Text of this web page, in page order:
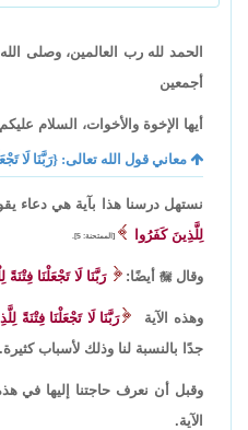
الحمد لله رب العالمين، وصلى
أجمعين
أيها الإخوة والأخوات، السلام
معاني قول الله تعالى: {رَبَّنَا لَا
نستهل درسنا هذا بآية هي دعاء
لِلَّذِينَ كَفَرُوا
[الممتحنة: 5].
وقال أيضًا: رَبَّنَا لَا تَجْعَلْنَا
وهذه الآية رَبَّنَا لَا تَجْعَلْنَا فِتْنَةً
جدًا بالنسبة لنا وذلك لأسباب كثيرة.
وقبل أن نعرف حاجتنا إليها في
الآية.